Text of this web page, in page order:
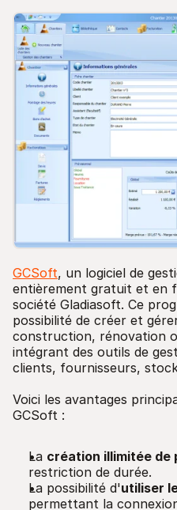
GCSoft, un logiciel de
entièrement gratuit et en
société Gladiasoft. Ce
possibilité de créer et
construction, rénovation
intégrant des outils de
clients, fournisseurs,
Voici les avantages
GCSoft :
La création illimitée
restriction de durée.
La possibilité d'utiliser
permettant la